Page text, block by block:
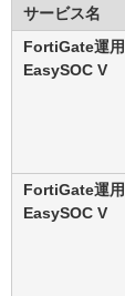
サービス名
FortiGate運
EasySOC V
FortiGate運
EasySOC V